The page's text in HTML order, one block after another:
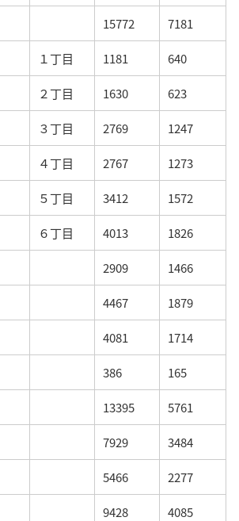
15772 7181
１丁目 1181 640
２丁目 1630 623
３丁目 2769 1247
４丁目 2767 1273
５丁目 3412 1572
６丁目 4013 1826
2909 1466
4467 1879
4081 1714
386 165
13395 5761
7929 3484
5466 2277
9428 4085